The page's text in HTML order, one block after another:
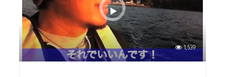
1,539